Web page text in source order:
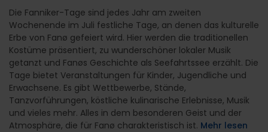
Die Fanniker-Tage sind jedes Jahr am zweiten
Wochenende im Juli festliche Tage, an denen das kulturelle
Erbe von Fanø gefeiert wird. Hier werden die traditionellen
Kostüme präsentiert, zu wunderschöner lokaler Musik
getanzt und Fanøs Geschichte als Seefahrtssee erzählt. Die
Tage bietet Veranstaltungen für Kinder, Jugendliche und
Erwachsene. Es gibt Wettbewerbe, Stände,
Tanzvorführungen, köstliche kulinarische Erlebnisse, Musik
und vieles mehr. Alles in dem besonderen Geist und der
Atmosphäre, die für Fanø charakteristisch ist. Mehr lesen